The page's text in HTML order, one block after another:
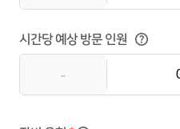
시간당 예상 방문 인원
-